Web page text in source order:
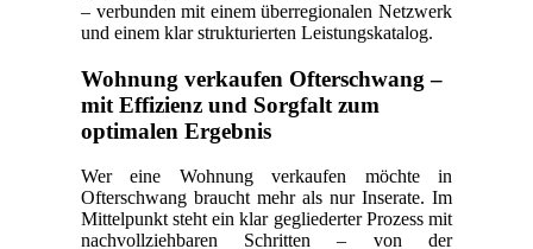
– verbunden mit einem überregionalen Netzwerk
und einem klar strukturierten Leistungskatalog.
Wohnung verkaufen Ofterschwang –
mit Effizienz und Sorgfalt zum
optimalen Ergebnis
Wer eine Wohnung verkaufen möchte in
Ofterschwang braucht mehr als nur Inserate. Im
Mittelpunkt steht ein klar gegliederter Prozess mit
nachvollziehbaren Schritten – von der